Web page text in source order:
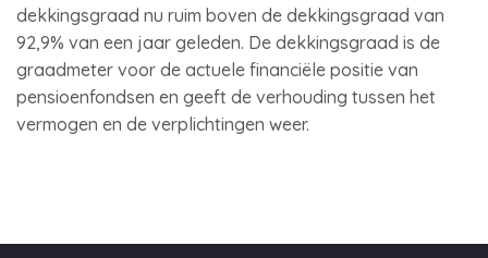
dekkingsgraad nu ruim boven de dekkingsgraad van
92,9% van een jaar geleden. De dekkingsgraad is de
graadmeter voor de actuele financiële positie van
pensioenfondsen en geeft de verhouding tussen het
vermogen en de verplichtingen weer.